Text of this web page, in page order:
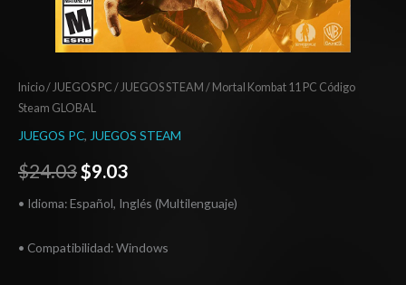
Inicio/ JUEGOS PC / JUEGOS STEAM / Mortal Kombat 11 PC Código
Steam GLOBAL
JUEGOS PC, JUEGOS STEAM
$24.03$9.03
• Idioma: Español, Inglés (Multilenguaje)
• Compatibilidad: Windows